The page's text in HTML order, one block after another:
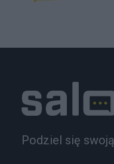
Podziel się